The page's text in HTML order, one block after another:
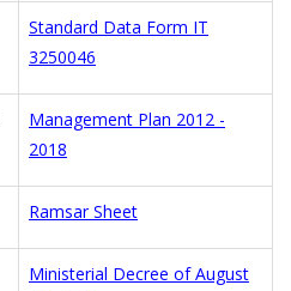
Standard Data Form IT
3250046
Management Plan 2012 -
2018
Ramsar Sheet
Ministerial Decree of August